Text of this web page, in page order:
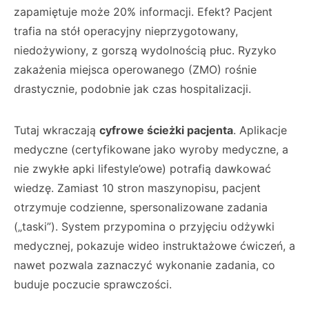
zapamiętuje może 20% informacji. Efekt? Pacjent
trafia na stół operacyjny nieprzygotowany,
niedożywiony, z gorszą wydolnością płuc. Ryzyko
zakażenia miejsca operowanego (ZMO) rośnie
drastycznie, podobnie jak czas hospitalizacji.
Tutaj wkraczają cyfrowe ścieżki pacjenta. Aplikacje
medyczne (certyfikowane jako wyroby medyczne, a
nie zwykłe apki lifestyle’owe) potrafią dawkować
wiedzę. Zamiast 10 stron maszynopisu, pacjent
otrzymuje codzienne, spersonalizowane zadania
(„taski”). System przypomina o przyjęciu odżywki
medycznej, pokazuje wideo instruktażowe ćwiczeń, a
nawet pozwala zaznaczyć wykonanie zadania, co
buduje poczucie sprawczości.